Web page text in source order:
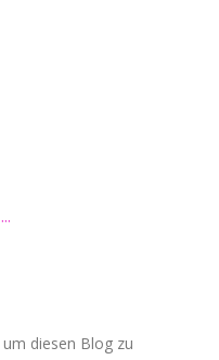
diesen Blog zu